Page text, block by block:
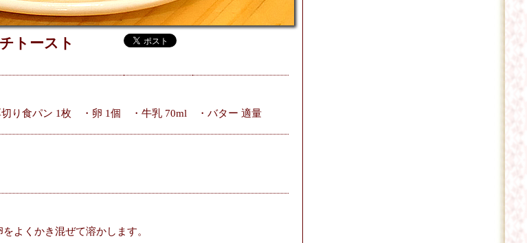
トースト
切り食パン 1枚 ・卵 1個 ・牛乳 70ml ・バター 適量
よくかき混ぜて溶かします。